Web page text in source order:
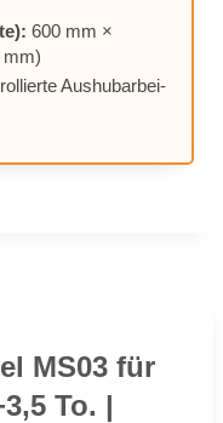
600 mm ×
mm)
Aus­hub­ar­bei­
MS03 für
To. |